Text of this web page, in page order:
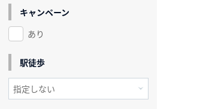
キャンペーン
あり
駅徒歩